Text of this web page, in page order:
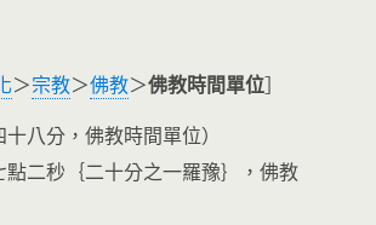
＞宗教＞佛教＞佛教時間單位］
十八分，佛教時間單位）
點二秒｛二十分之一羅豫｝，佛教